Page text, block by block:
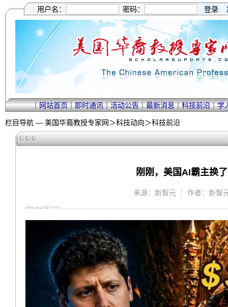
用户名： 密码：
｜网站首页｜即时通讯｜活动公告｜最新消息｜科技前沿｜学
栏目导航 — 美国华裔教授专家网＞科技动向＞科技前沿
刚刚，美国AI霸主换
来源：新智元 ｜ 作者：新智